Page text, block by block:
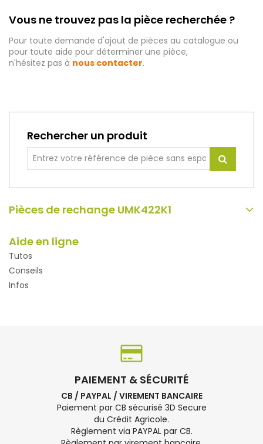
Vous ne trouvez pas la pièce recherchée ?
Pour toute demande d'ajout de pièces au catalogue ou
pour toute aide pour déterminer une pièce,
n'hésitez pas à nous contacter.
Rechercher un produit
Pièces de rechange UMK422K1
Aide en ligne
Tutos
Conseils
Infos
PAIEMENT & SÉCURITÉ
CB / PAYPAL / VIREMENT BANCAIRE
Paiement par CB sécurisé 3D Secure
du Crédit Agricole.
Règlement via PAYPAL par CB.